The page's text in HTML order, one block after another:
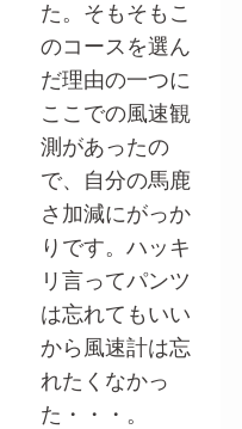
た。そもそもこ
のコースを選ん
だ理由の一つに
ここでの風速観
測があったの
で、自分の馬鹿
さ加減にがっか
りです。ハッキ
リ言ってパンツ
は忘れてもいい
から風速計は忘
れたくなかっ
た・・・。